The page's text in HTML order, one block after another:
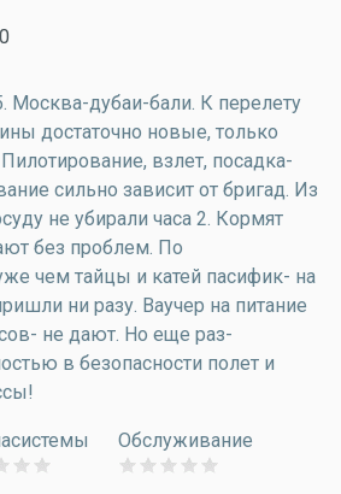
Москва-дубаи-бали. К перелету
достаточно новые, только
взлет, посадка-
сильно зависит от бригад. Из
не убирали часа 2. Кормят
без проблем. По
чем тайцы и катей пасифик- на
ни разу. Ваучер на питание
не дают. Но еще раз-
в безопасности полет и
Обслуживание